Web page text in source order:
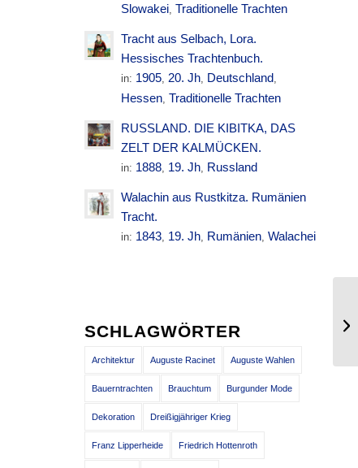
Slowakei, Traditionelle Trachten
Tracht aus Selbach, Lora.
Hessisches Trachtenbuch.
in: 1905,20. Jh, Deutschland,
Hessen, Traditionelle Trachten
RUSSLAND. DIE KIBITKA, DAS
ZELT DER KALMÜCKEN.
in: 1888, 19. Jh, Russland
Walachin aus Rustkitza. Rumänien
Tracht.
in: 1843, 19. Jh, Rumänien,Walachei
SCHLAGWÖRTER
Architektur Auguste Racinet Auguste Wahlen
Bauerntrachten Brauchtum Burgunder Mode
Dekoration Dreißigjähriger Krieg
Franz Lipperheide Friedrich Hottenroth